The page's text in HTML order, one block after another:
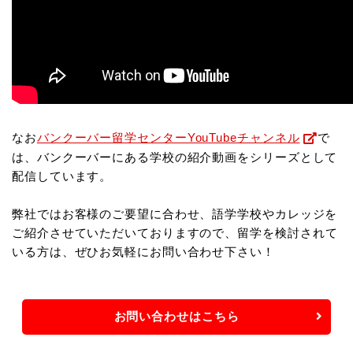
なおバンクーバー留学センターYouTubeチャンネル
で
は、バンクーバーにある学校の紹介動画をシリーズとして
配信しています。
弊社ではお客様のご要望に合わせ、語学学校やカレッジを
ご紹介させていただいておりますので、 留学を検討されて
いる方は、ぜひお気軽にお問い合わせ下さい！
お問い合わせはこちら